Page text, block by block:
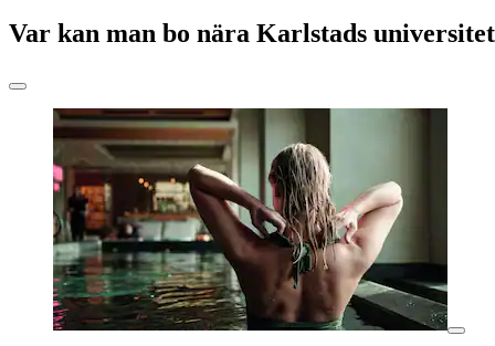
Var kan man bo nära Karlstads